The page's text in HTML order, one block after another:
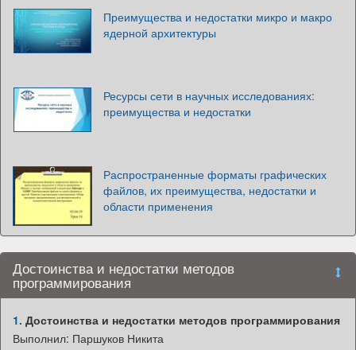
Преимущества и недостатки микро и макро
ядерной архитектуры
Ресурсы сети в научных исследованиях:
преимущества и недостатки
Распространенные форматы графических
файлов, их преимущества, недостатки и
области применения
Достоинства и недостатки методов
программирования
1. Достоинства и недостатки методов программирования
Выполнил: Паршуков Никита